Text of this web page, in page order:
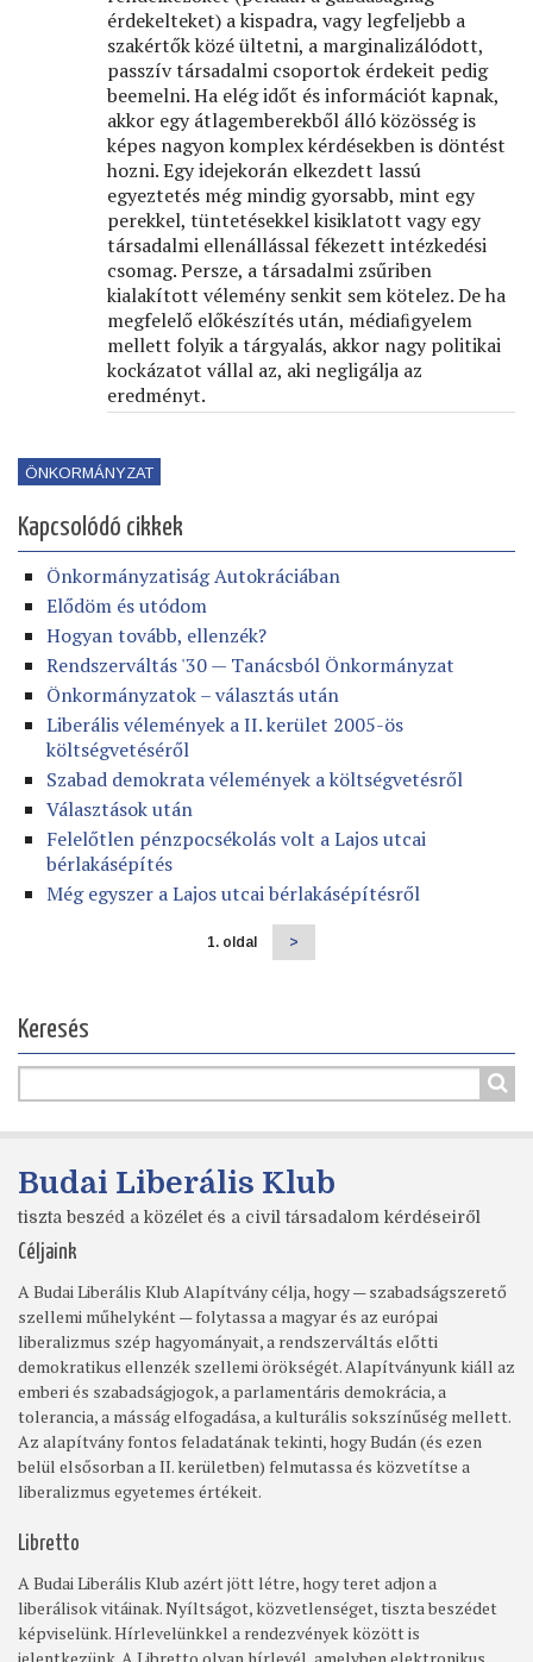
érdekelteket) a kispadra, vagy legfeljebb a
szakértők közé ültetni, a marginalizálódott,
passzív társadalmi csoportok érdekeit pedig
beemelni. Ha elég időt és információt kapnak,
akkor egy átlagemberekből álló közösség is
képes nagyon komplex kérdésekben is döntést
hozni. Egy idejekorán elkezdett lassú
egyeztetés még mindig gyorsabb, mint egy
perekkel, tüntetésekkel kisiklatott vagy egy
társadalmi ellenállással fékezett intézkedési
csomag. Persze, a társadalmi zsűriben
kialakított vélemény senkit sem kötelez. De ha
megfelelő előkészítés után, médiaﬁgyelem
mellett folyik a tárgyalás, akkor nagy politikai
kockázatot vállal az, aki negligálja az
eredményt.
ÖNKORMÁNYZAT
Kapcsolódó cikkek
Önkormányzatiság Autokráciában
Elődöm és utódom
Hogyan tovább, ellenzék?
Rendszerváltás '30 — Tanácsból Önkormányzat
Önkormányzatok – választás után
Liberális vélemények a II. kerület 2005-ös
költségvetéséről
Szabad demokrata vélemények a költségvetésről
Választások után
Felelőtlen pénzpocsékolás volt a Lajos utcai
bérlakásépítés
Még egyszer a Lajos utcai bérlakásépítésről
1. oldal
Következő
oldal
>
Keresés
Budai Liberális Klub
tiszta beszéd a közélet és a civil társadalom kérdéseiről
Céljaink
A Budai Liberális Klub Alapítvány célja, hogy — szabadságszerető
szellemi műhelyként — folytassa a magyar és az európai
liberalizmus szép hagyományait, a rendszerváltás előtti
demokratikus ellenzék szellemi örökségét. Alapítványunk kiáll az
emberi és szabadságjogok, a parlamentáris demokrácia, a
tolerancia, a másság elfogadása, a kulturális sokszínűség mellett.
Az alapítvány fontos feladatának tekinti, hogy Budán (és ezen
belül elsősorban a II. kerületben) felmutassa és közvetítse a
liberalizmus egyetemes értékeit.
Libretto
A Budai Liberális Klub azért jött létre, hogy teret adjon a
liberálisok vitáinak. Nyíltságot, közvetlenséget, tiszta beszédet
képviselünk. Hírlevelünkkel a rendezvények között is